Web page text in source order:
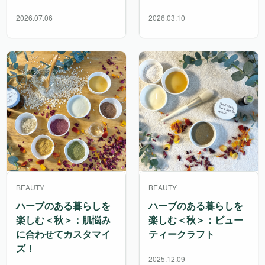
2026.07.06 2026.03.10
BEAUTY
ハーブのある暮らしを
楽しむ＜秋＞：肌悩み
に合わせてカスタマイ
ズ！
BEAUTY
ハーブのある暮らしを
楽しむ＜秋＞：ビュー
ティークラフト
2025.12.09